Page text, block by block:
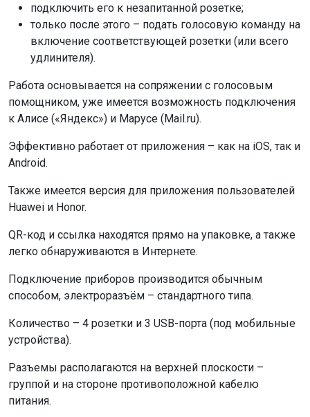
подключить его к незапитанной розетке;
только после этого – подать голосовую команду на
включение соответствующей розетки (или всего
удлинителя).
Работа основывается на сопряжении с голосовым
помощником, уже имеется возможность подключения
к Алисе («Яндекс») и Марусе (Mail.ru).
Эффективно работает от приложения – как на iOS, так и
Android.
Также имеется версия для приложения пользователей
Huawei и Honor.
QR-код и ссылка находятся прямо на упаковке, а также
легко обнаруживаются в Интернете.
Подключение приборов производится обычным
способом, электроразъём – стандартного типа.
Количество – 4 розетки и 3 USB-порта (под мобильные
устройства).
Разъемы располагаются на верхней плоскости –
группой и на стороне противоположной кабелю
питания.